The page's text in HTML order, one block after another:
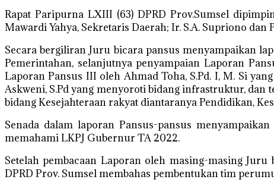
Rapat Paripurna LXIII (63) DPRD Prov.Sumsel
Mawardi Yahya, Sekretaris Daerah; Ir. S.A. Supriono
Secara bergiliran Juru bicara pansus menyampaikan
Pemerintahan, selanjutnya penyampaian Laporan
Laporan Pansus III oleh Ahmad Toha, S.Pd. I, M. Si
Askweni, S.Pd yang menyoroti bidang infrastruktur,
bidang Kesejahteraan rakyat diantaranya Pendidikan,
Senada dalam laporan Pansus-pansus
memahami LKPJ Gubernur TA 2022.
Setelah pembacaan Laporan oleh masing-masing
DPRD Prov. Sumsel membahas pembentukan tim